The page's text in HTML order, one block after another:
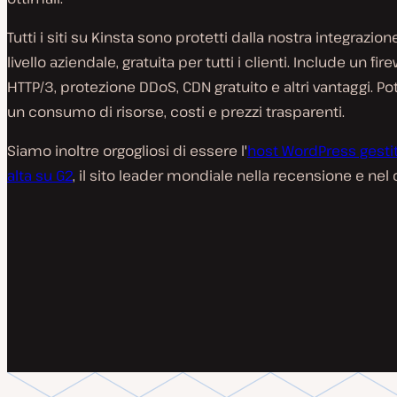
Tutti i siti su Kinsta sono protetti dalla nostra
livello aziendale, gratuita per tutti i clienti. Include un
HTTP/3, protezione DDoS, CDN gratuito e altri vantaggi.
un consumo di risorse, costi e prezzi trasparenti.
Siamo inoltre orgogliosi di essere l'host WordPress
alta su G2, il sito leader mondiale nella recensione e